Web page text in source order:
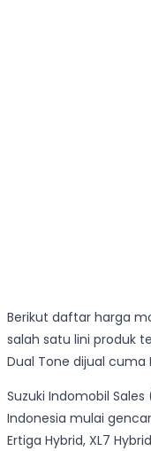
Berikut daftar harga
salah satu lini produk
Dual Tone dijual cuma
Suzuki Indomobil
Indonesia mulai
Ertiga Hybrid, XL7